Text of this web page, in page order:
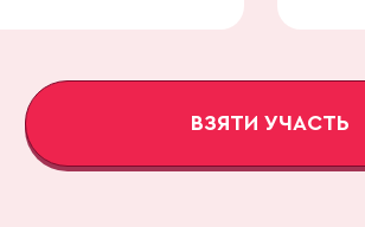
ВЗЯТИ УЧАСТЬ